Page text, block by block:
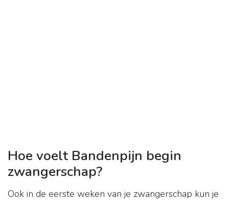
Hoe voelt Bandenpijn begin
zwangerschap?
Ook in de eerste weken van je zwangerschap kun je